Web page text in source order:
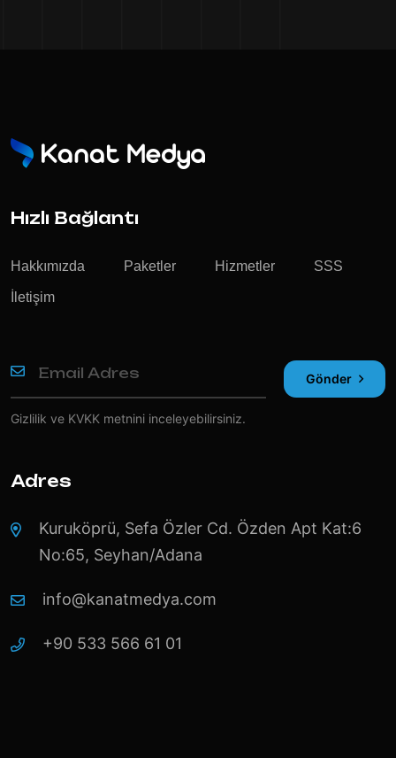
Hızlı Bağlantı
Hakkımızda Paketler Hizmetler SSS
İletişim
Gönder
Gizlilik ve KVKK metnini inceleyebilirsiniz.
Adres
Kuruköprü, Sefa Özler Cd. Özden Apt Kat:6
No:65, Seyhan/Adana
info@kanatmedya.com
+90 533 566 61 01